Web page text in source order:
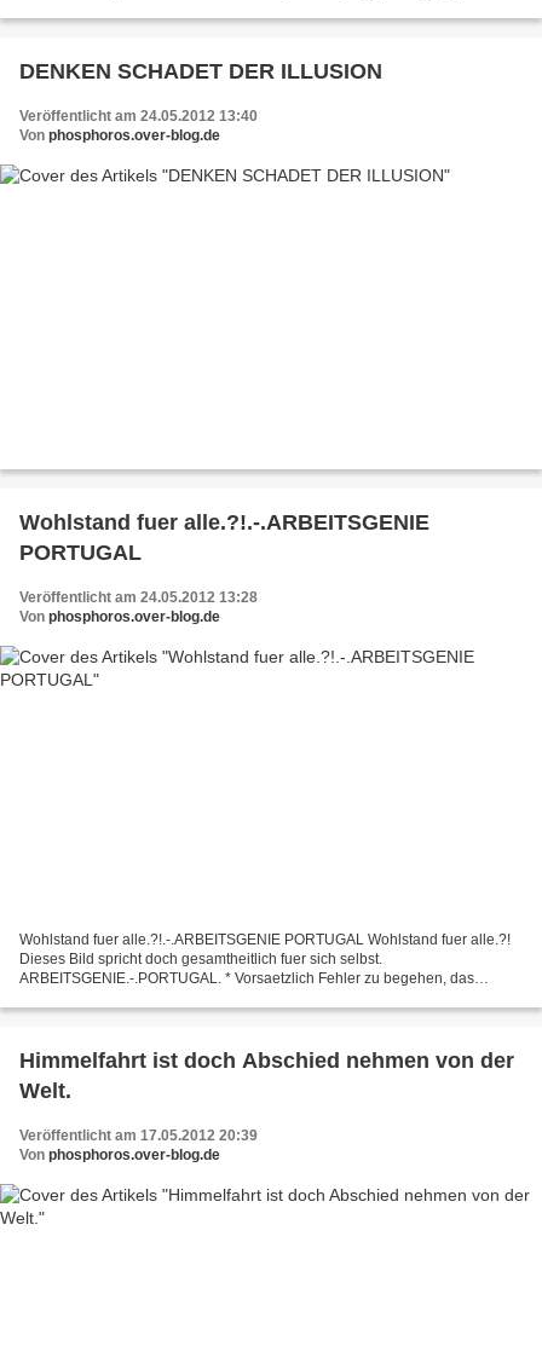
DENKEN SCHADET DER ILLUSION
Veröffentlicht am 24.05.2012 13:40
Von phosphoros.over-blog.de
Wohlstand fuer alle.?!.-.ARBEITSGENIE
PORTUGAL
Veröffentlicht am 24.05.2012 13:28
Von phosphoros.over-blog.de
Wohlstand fuer alle.?!.-.ARBEITSGENIE PORTUGAL Wohlstand fuer alle.?!
Dieses Bild spricht doch gesamtheitlich fuer sich selbst.
ARBEITSGENIE.-.PORTUGAL. * Vorsaetzlich Fehler zu begehen, das
Himmelfahrt ist doch Abschied nehmen von der
Welt.
Veröffentlicht am 17.05.2012 20:39
Von phosphoros.over-blog.de